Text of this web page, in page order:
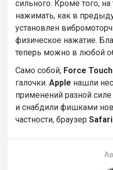
сильного. Кроме того,
нажимать, как в
установлен
физическое нажатие.
теперь можно в любой
Само собой, Force Touch
галочки. Apple нашли
применений разной
и снабдили фишками
частности, браузер Safari.